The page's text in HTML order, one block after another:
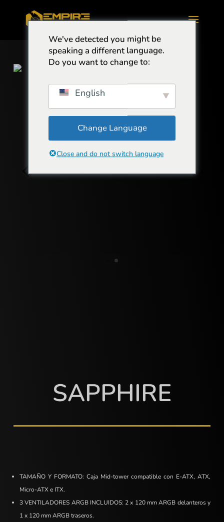
SAPPHIRE
TAMAÑO Y FORMATO: Caja Mid-tower compatible con E-ATX, ATX,
Micro-ATX e ITX.
3 VENTILADORES ARGB INCLUIDOS: 2 x 120 mm ARGB delanteros y
1 x 120 mm ARGB traseros.
We've detected you might be
speaking a different language.
Do you want to change to:
English
Change Language
Close and do not switch language